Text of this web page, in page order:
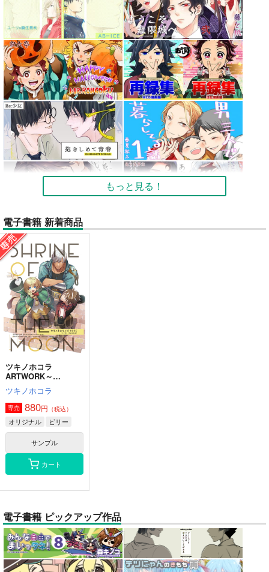
もっと見る！
電子書籍 新着商品
ツキノホコラ
ARTWORK～
2023Summer
ツキノホコラ
専売 880円 （税込）
オリジナル ビリー
サンプル
カート
電子書籍 ピックアップ作品